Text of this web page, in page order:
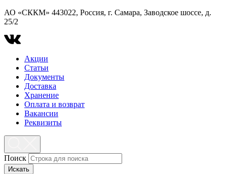
АО «СККМ» 443022, Россия, г. Самара, Заводское шоссе, д.
25/2
Акции
Статьи
Документы
Доставка
Хранение
Оплата и возврат
Вакансии
Реквизиты
Поиск
Искать